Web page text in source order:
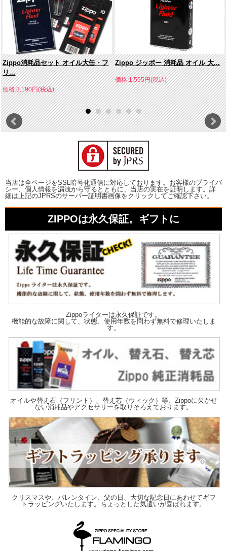
Zippo消耗品セット オイル大缶・フ
リ...
価格:3,190円(税込)
Zippo ジッポー 消耗品 オイル 大...
価格:1,595円(税込)
当店は全ページをSSL暗号化通信に対応しております。お客様のプライバ
シー、個人情報を漏洩から守るとともに、当店の実在を証明します。詳
細は上記のJPRSのサーバー証明書画像をクリックしてご確認下さい。
ZIPPOは永久保証。ギフトに
Zippoライターは永久保証です。
機能的な故障に関して、状態、使用年数を問わず無料で修理いたしま
す。
オイルや替え石（フリント）、替え芯（ウィック）等、Zippoに欠かせ
ない消耗品やアクセサリーを取りそろえております。
クリスマスや、バレンタイン、父の日、大切な記念日にあわせてギフ
トラッピングいたします。ちょっとした気遣いが喜ばれます。